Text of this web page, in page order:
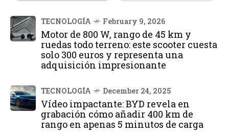
TECNOLOGÍA February 9, 2026
Motor de 800 W, rango de 45 km y
ruedas todo terreno: este scooter cuesta
solo 300 euros y representa una
adquisición impresionante
TECNOLOGÍA December 24, 2025
Vídeo impactante: BYD revela en
grabación cómo añadir 400 km de
rango en apenas 5 minutos de carga